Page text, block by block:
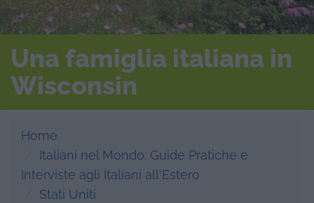
Una famiglia italiana in
Wisconsin
Home
Italiani nel Mondo: Guide Pratiche e
Interviste agli Italiani all'Estero
Stati Uniti